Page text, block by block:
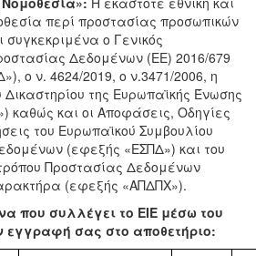
περί προστασίας προσωπικών
ο Γενικός
Δεδομένων (ΕΕ) 2016/679
ο ν. 4624/2019, ο ν.3471/2006, η
της Ευρωπαϊκής Ένωσης
καθώς και οι Αποφάσεις, Οδηγίες
του Ευρωπαϊκού Συμβουλίου
(εφεξής «ΕΣΠΔ») και του
Προστασίας Δεδομένων
(εφεξής «ΑΠΔΠΧ»).
που συλλέγει το ΕΙΕ μέσω του
εγγραφή σας στο αποθετήριο: